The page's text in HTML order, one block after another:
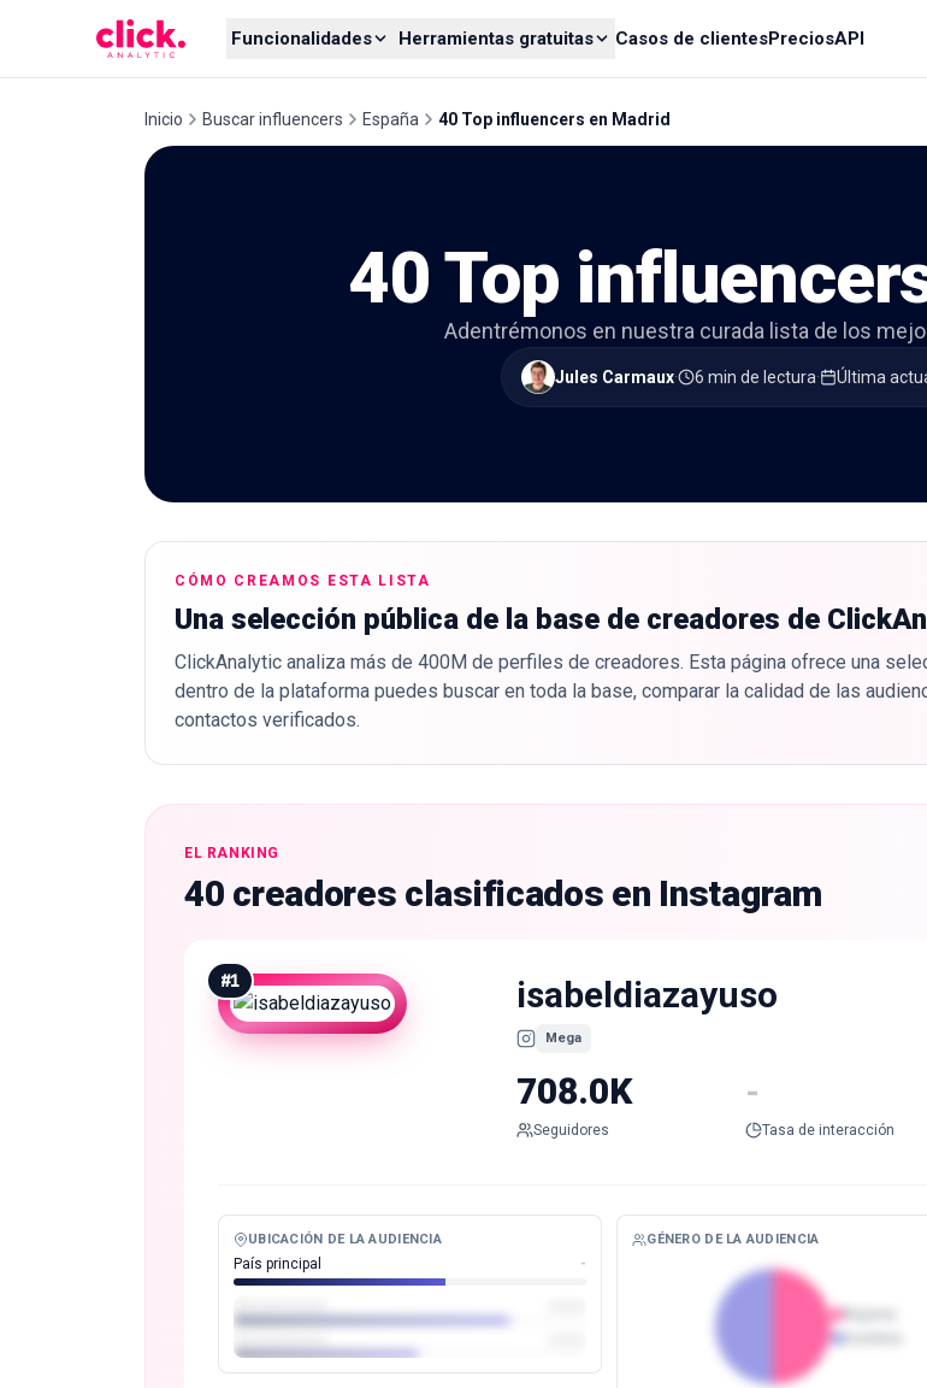
Funcionalidades Herramientas gratuitas Casos de clientesPreciosAPI
Inicio Buscar influencers España 40 Top influencers en Madrid
40 Top
Adentrémonos en nuestra curada lista de los
Jules Carmaux· 6 min de lectura· Última
CÓMO CREAMOS ESTA LISTA
Una selección pública de la base de creadores de
ClickAnalytic analiza más de 400M de perfiles de creadores. Esta página ofrece una
dentro de la plataforma puedes buscar en toda la base, comparar la calidad de las
contactos verificados.
EL RANKING
40 creadores clasificados en Instagram
#1 isabeldiazayuso
Mega
708.0K
Seguidores
-
Tasa de interacción
UBICACIÓN DE LA AUDIENCIA
País principal -
GÉNERO DE LA AUDIENCIA